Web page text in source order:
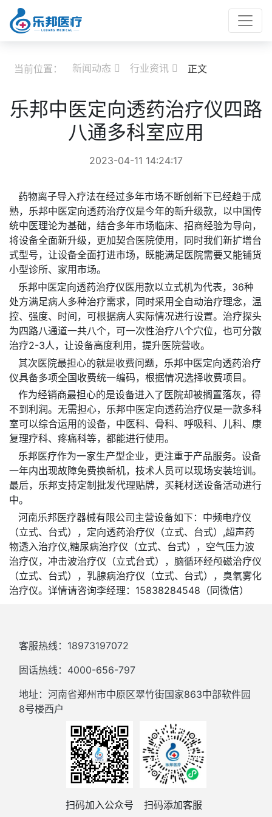
当前位置： 新闻动态  行业资讯  正文
乐邦中医定向透药治疗仪四路
八通多科室应用
2023-04-11 14:24:17
药物离子导入疗法在经过多年市场不断创新下已经趋于成
熟，乐邦中医定向透药治疗仪是今年的新升级款，以中国传
统中医理论为基础，结合多年市场临床、招商经验为导向，
将设备全面新升级，更加契合医院使用，同时我们新扩增台
式型号，让设备全面打进市场，既能满足医院需要又能铺货
小型诊所、家用市场。
乐邦中医定向透药治疗仪医用款以立式机为代表，36种
处方满足病人多种治疗需求，同时采用全自动治疗理念，温
控、强度、时间，可根据病人实际情况进行设置。治疗探头
为四路八通道一共八个，可一次性治疗八个穴位，也可分散
治疗2-3人，让设备高度利用，提升医院营收。
其次医院最担心的就是收费问题，乐邦中医定向透药治疗
仪具备多项全国收费统一编码，根据情况选择收费项目。
作为经销商最担心的是设备进入了医院却被搁置落灰，得
不到利润。无需担心，乐邦中医定向透药治疗仪是一款多科
室可以综合运用的设备，中医科、骨科、呼吸科、儿科、康
复理疗科、疼痛科等，都能进行使用。
乐邦医疗作为一家生产型企业，更注重于产品服务。设备
一年内出现故障免费换新机，技术人员可以现场安装培训。
最后，乐邦支持定制批发代理贴牌，买耗材送设备活动进行
中。
河南乐邦医疗器械有限公司主营设备如下：中频电疗仪
（立式、台式），定向透药治疗仪（立式、台式）,超声药
物透入治疗仪,糖尿病治疗仪（立式、台式），空气压力波
治疗仪，冲击波治疗仪（立式台式），脑循环经颅磁治疗仪
（立式、台式），乳腺病治疗仪（立式、台式），臭氧雾化
治疗仪。详情请咨询李经理：15838284548（同微信）
客服热线：18973197072
固话热线：4000-656-797
地址：河南省郑州市中原区翠竹街国家863中部软件园
8号楼西户
扫码加入公众号 扫码添加客服